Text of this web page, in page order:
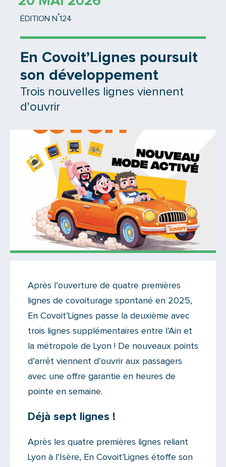
ÉDITION N °124
En Covoit’Lignes poursuit
son développement
Trois nouvelles lignes viennent
d'ouvrir
Il y a un commentaire sur cet article
Ajoutez le vôtre
Après l’ouverture de quatre premières
lignes de covoiturage spontané en 2025,
En Covoit’Lignes passe la deuxième avec
trois lignes supplémentaires entre l’Ain et
la métropole de Lyon ! De nouveaux points
d’arrêt viennent d’ouvrir aux passagers
avec une offre garantie en heures de
pointe en semaine.
Déjà sept lignes !
Après les quatre premières lignes reliant
Lyon à l’Isère, En Covoit’Lignes étoffe son